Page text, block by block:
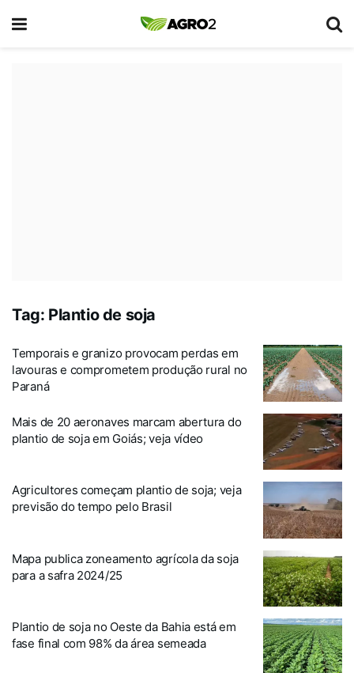
Tag: Plantio de soja
Temporais e granizo provocam perdas em
lavouras e comprometem produção rural no
Paraná
Mais de 20 aeronaves marcam abertura do
plantio de soja em Goiás; veja vídeo
Agricultores começam plantio de soja; veja
previsão do tempo pelo Brasil
Mapa publica zoneamento agrícola da soja
para a safra 2024/25
Plantio de soja no Oeste da Bahia está em
fase final com 98% da área semeada